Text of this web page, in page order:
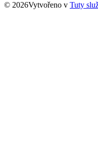
© 2026Vytvořeno v Tuty